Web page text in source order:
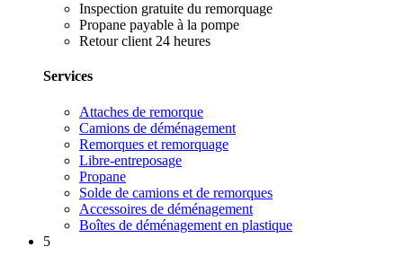
Inspection gratuite du remorquage
Propane payable à la pompe
Retour client 24 heures
Services
Attaches de remorque
Camions de déménagement
Remorques et remorquage
Libre-entreposage
Propane
Solde de camions et de remorques
Accessoires de déménagement
Boîtes de déménagement en plastique
5